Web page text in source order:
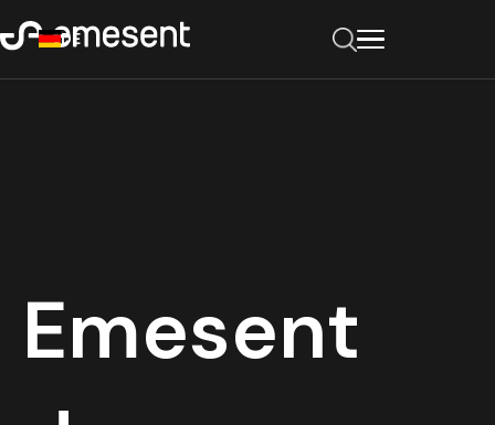
Emesent
DE